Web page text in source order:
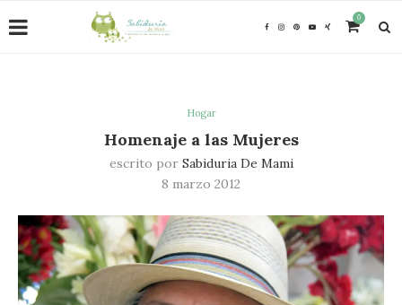
0
Hogar
Homenaje a las Mujeres
escrito por Sabiduria De Mami
8 marzo 2012